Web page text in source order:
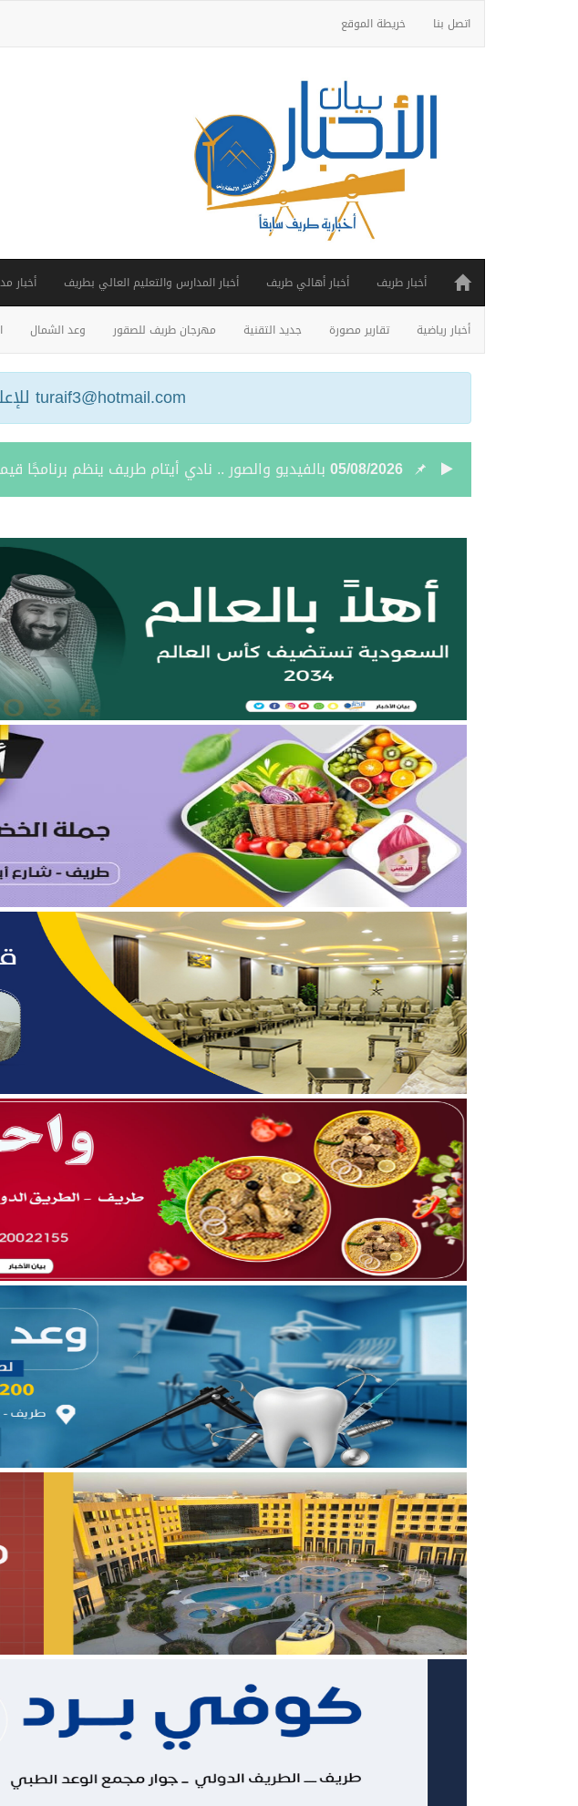
اتصل بنا خريطة الموقع
أخبار طريف أخبار أهالي طريف أخبار المدارس والتعليم العالي بطريف أخبار
أخبار رياضية تقارير مصورة جديد التقنية مهرجان طريف للصقور وعد الشمال
turaif3@hotmail.com للإعلانات والإشتراكات جوال 0551656661
05/08/2026 نائب أمير الحدود الشمالية يستقبل مدير فرع وزارة
04/08/2026
بالصور.. علي بن زيدان الشمري يحتفل بزواج ابنه “فواز”
بالصور.. محمد بن سعود رقاد الرويلي يحتفل بزواج
04/08/2026تعيين الأستاذ ياسر بن حامد بن مدوح الحازمي
04/08/2026
أمر سامٍ بتعيين حميد بن مران الرويلي عضوًا في
04/08/2026نائب أمير الحدود الشمالية يطّلع على تقرير فرع صندوق
04/08/2026برعاية أمير الحدود الشمالية.. نائب أمير المنطقة يدشّن
03/08/2026جمعية مجيد لتحفيظ القرآن بطريف تعلن إحصائية
05/08/2026بالفيديو والصور .. نادي أيتام طريف ينظم برنامجًا